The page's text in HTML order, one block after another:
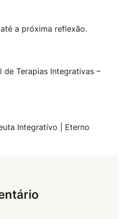
a próxima reflexão.
de Terapias Integrativas –
Integrativo | Eterno